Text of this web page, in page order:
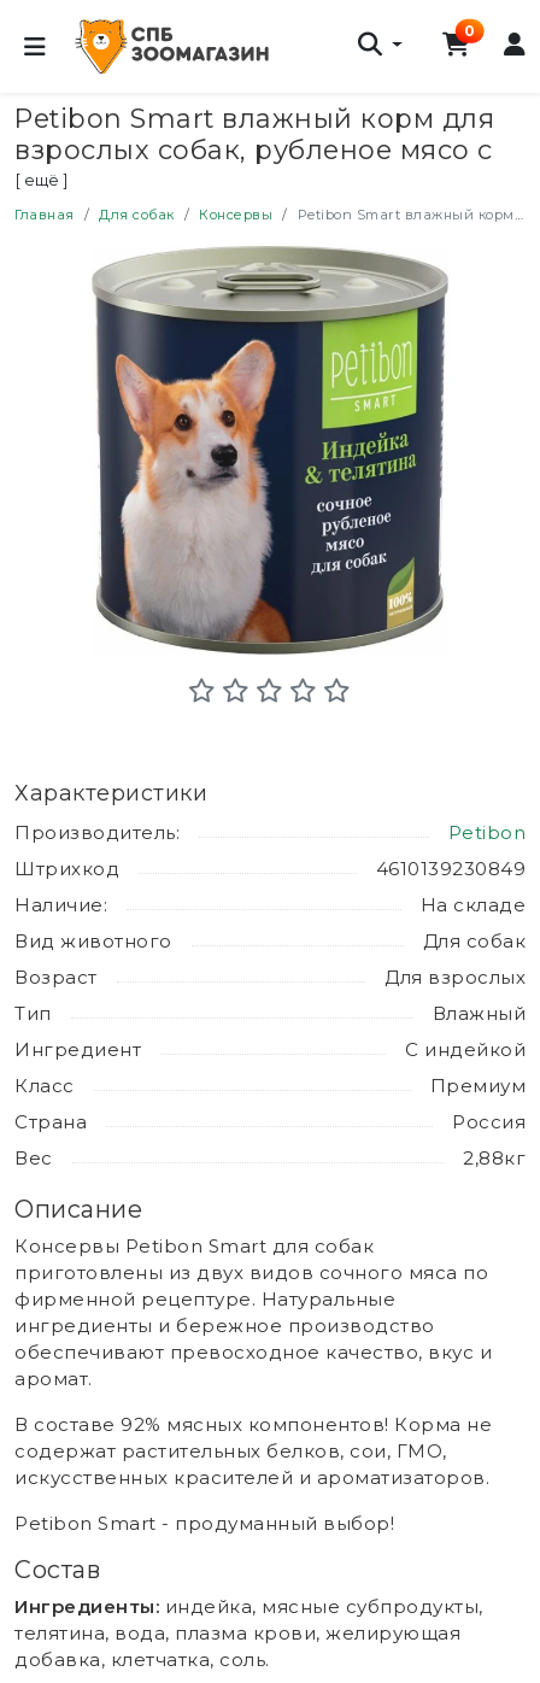
0
Petibon Smart влажный корм для
взрослых собак, рубленое мясо с
индейкой и телятиной, в
консервах - 240 г х 12 шт
[ ещё ]
Главная Для собак Консервы Petibon Smart влажный корм для взрослых собак, рубленое мясо с индейкой и телятиной, в консервах - 240 г х 12 шт
Характеристики
Производитель:
Petibon
Штрихкод
4610139230849
Наличие:
На складе
Вид животного
Для собак
Возраст
Для взрослых
Тип
Влажный
Ингредиент
С индейкой
Класс
Премиум
Страна
Россия
Вес
2,88кг
Описание
Консервы Petibon Smart для собак
приготовлены из двух видов сочного мяса по
фирменной рецептуре. Натуральные
ингредиенты и бережное производство
обеспечивают превосходное качество, вкус и
аромат.
В составе 92% мясных компонентов! Корма не
содержат растительных белков, сои, ГМО,
искусственных красителей и ароматизаторов.
Petibon Smart - продуманный выбор!
Состав
Ингредиенты: индейка, мясные субпродукты,
телятина, вода, плазма крови, желирующая
добавка, клетчатка, соль.